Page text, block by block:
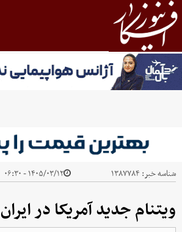
شناسه خبر: ۱۳۸۷۷۸۴ ۱۴۰۵/۰۳/۱۲ - ۰۶:۳۰
ویتنام جدید آمریکا در ایران